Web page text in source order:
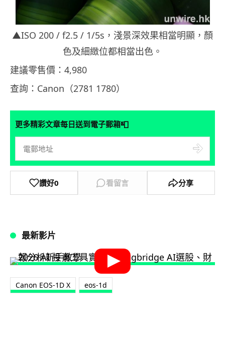
▲ISO 200 / f2.5 / 1/5s，淺景深效果相當明顯，顏
色及細緻位都相當出色。
建議零售價：4,980
查詢：Canon（2781 1780）
更多精彩文章每日送到電子郵箱📮
讚好0 看留言 分享
最新影片
Canon EOS-1D X eos-1d